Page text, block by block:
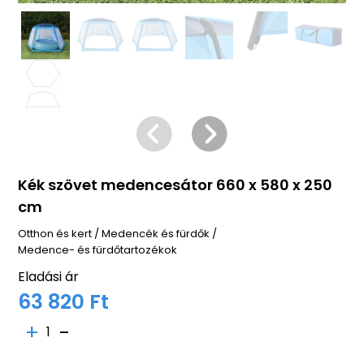
Kék szövet medencesátor 660 x 580 x 250
cm
Otthon és kert /Medencék és fürdők /
Medence- és fürdőtartozékok
Eladási ár
63 820 Ft
1